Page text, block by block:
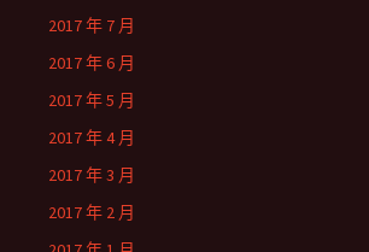
2017 年 7 月
2017 年 6 月
2017 年 5 月
2017 年 4 月
2017 年 3 月
2017 年 2 月